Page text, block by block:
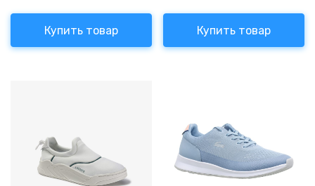
Купить товар Купить товар